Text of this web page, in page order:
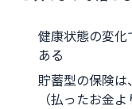
健康状態の変化
ある
貯蓄型の保険
（払ったお金